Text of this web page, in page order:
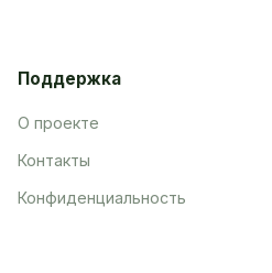
Поддержка
О проекте
Контакты
Конфиденциальность